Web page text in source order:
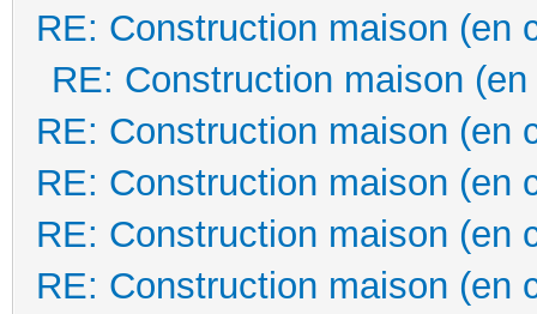
RE: Construction maison (en
RE: Construction maison
RE: Construction maison (en
RE: Construction maison (en
RE: Construction maison (en
RE: Construction maison (en